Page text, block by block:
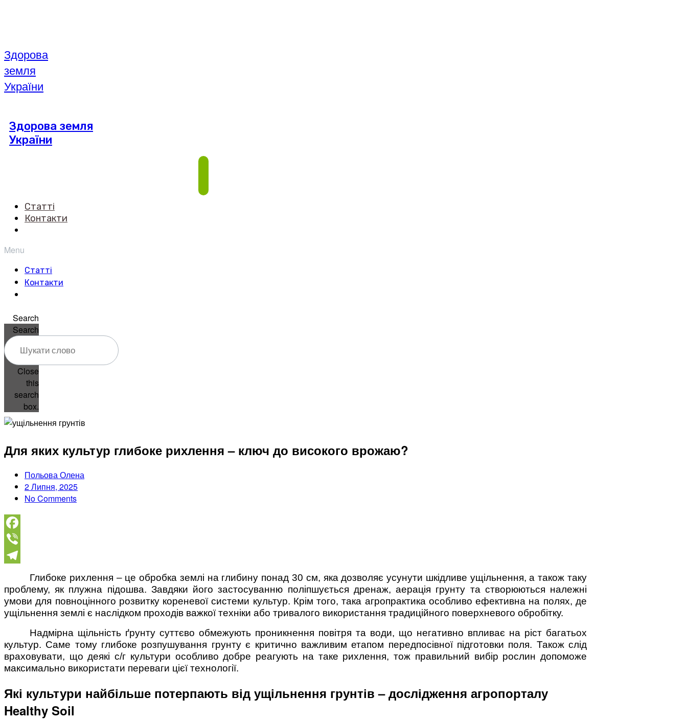
Здорова
земля
України
Здорова земля
України
Статті
Контакти
Menu
Статті
Контакти
Search
Search
Close
this
search
box.
Для яких культур глибоке рихлення – ключ до високого врожаю?
Польова Олена
2 Липня, 2025
No Comments
Facebook
Viber
Telegram
Глибоке рихлення – це обробка землі на глибину понад 30 см, яка дозволяє усунути шкідливе ущільнення, а також таку
проблему, як плужна підошва. Завдяки його застосуванню поліпшується дренаж, аерація грунту та створюються належні
умови для повноцінного розвитку кореневої системи культур. Крім того, така агропрактика особливо ефективна на полях, де
ущільнення землі є наслідком проходів важкої техніки або тривалого використання традиційного поверхневого обробітку.
Надмірна щільність ґрунту суттєво обмежують проникнення повітря та води, що негативно впливає на ріст багатьох
культур. Саме тому глибоке розпушування грунту є критично важливим етапом передпосівної підготовки поля. Також слід
враховувати, що деякі с/г культури особливо добре реагують на таке рихлення, тож правильний вибір рослин допоможе
максимально використати переваги цієї технології.
Які культури найбільше потерпають від ущільнення грунтів – дослідження агропорталу
Healthy Soil